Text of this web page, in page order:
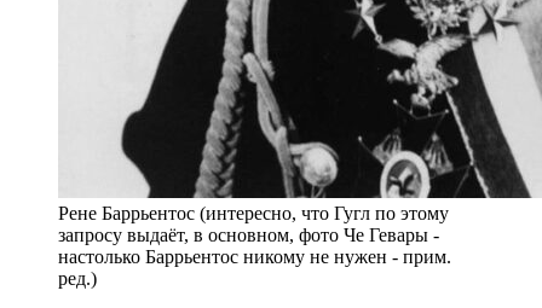
Рене Баррьентос (интересно, что Гугл по этому
запросу выдаёт, в основном, фото Че Гевары -
настолько Баррьентос никому не нужен - прим.
ред.)